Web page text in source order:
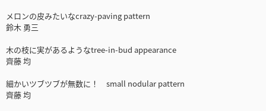
メロンの皮みたいなcrazy-paving pattern
鈴木 勇三
木の枝に実があるようなtree-in-bud appearance
齊藤 均
細かいツブツブが無数に！ small nodular pattern
齊藤 均